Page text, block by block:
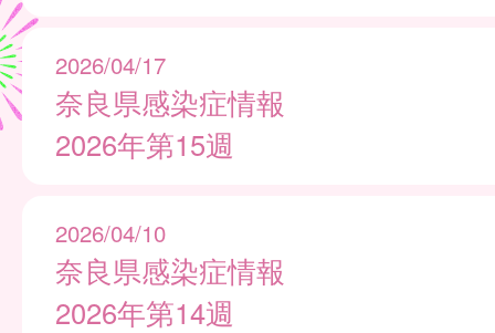
2026/04/17
奈良県感染症情報
2026年第15週
2026/04/10
奈良県感染症情報
2026年第14週